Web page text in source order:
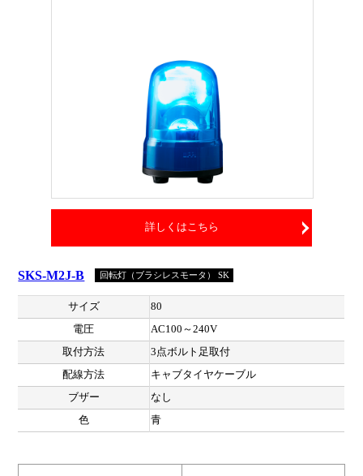
詳しくはこちら
SKS-M2J-B 回転灯（ブラシレスモータ） SK
サイズ
80
電圧
AC100～240V
取付方法
3点ボルト足取付
配線方法
キャブタイヤケーブル
ブザー
なし
色
青